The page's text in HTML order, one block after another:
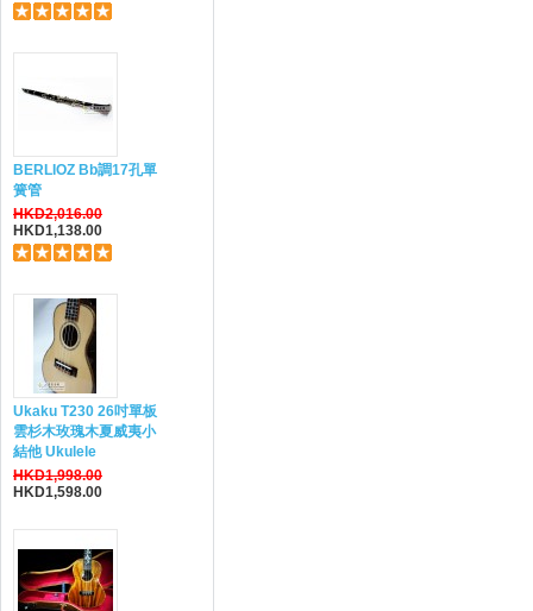
BERLIOZ Bb調17孔單
簧管
HKD2,016.00
HKD1,138.00
Ukaku T230 26吋單板
雲杉木玫瑰木夏威夷小
結他 Ukulele
HKD1,998.00
HKD1,598.00